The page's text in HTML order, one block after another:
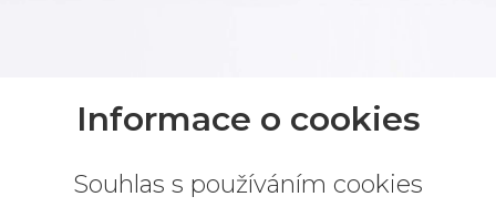
Informace o cookies
Souhlas s používáním cookies